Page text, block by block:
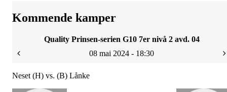
Kommende kamper
Quality Prinsen-serien G10 7er nivå 2 avd. 04
08 mai 2024 - 18:30
Neset (H) vs. (B) Lånke